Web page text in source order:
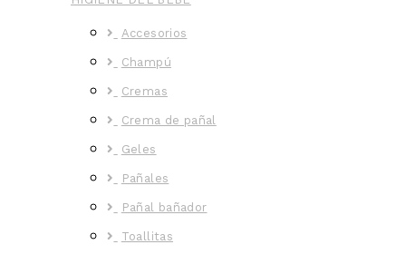
Accesorios
Champú
Cremas
Crema de pañal
Geles
Pañales
Pañal bañador
Toallitas